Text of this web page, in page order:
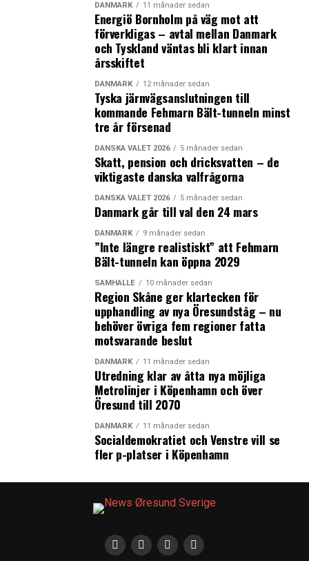
DANMARK 11 månader sedan
Energiö Bornholm på väg mot att
förverkligas – avtal mellan Danmark
och Tyskland väntas bli klart innan
årsskiftet
DANMARK 12 månader sedan
Tyska järnvägsanslutningen till
kommande Fehmarn Bält-tunneln minst
tre år försenad
DANSKA VALET 2026 5 månader sedan
Skatt, pension och dricksvatten – de
viktigaste danska valfrågorna
DANSKA VALET 2026 5 månader sedan
Danmark går till val den 24 mars
DANMARK 9 månader sedan
”Inte längre realistiskt” att Fehmarn
Bält-tunneln kan öppna 2029
SAMHÄLLE 10 månader sedan
Region Skåne ger klartecken för
upphandling av nya Öresundståg – nu
behöver övriga fem regioner fatta
motsvarande beslut
DANMARK 11 månader sedan
Utredning klar av åtta nya möjliga
Metrolinjer i Köpenhamn och över
Öresund till 2070
DANMARK 11 månader sedan
Socialdemokratiet och Venstre vill se
fler p-platser i Köpenhamn